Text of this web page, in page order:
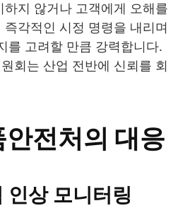
지 않거나 고객에게 오해를
각적인 시정 명령을 내리며
를 고려할 만큼 강력합니다.
회는 산업 전반에 신뢰를 회
전처의 대응
인상 모니터링